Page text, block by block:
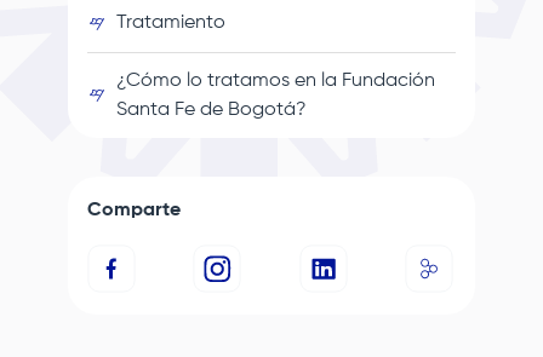
Tratamiento
¿Cómo lo tratamos en la Fundación
Santa Fe de Bogotá?
Comparte